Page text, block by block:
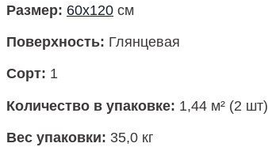
Размер: 60х120 см
Поверхность: Глянцевая
Сорт: 1
Количество в упаковке: 1,44 м² (2 шт)
Вес упаковки: 35,0 кг